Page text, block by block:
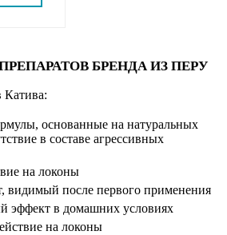
БРЕНДА ИЗ ПЕРУ
Катива:
основанные на натуральных
в составе агрессивных
на локоны
видимый после первого применения
эффект в домашних условиях
на локоны